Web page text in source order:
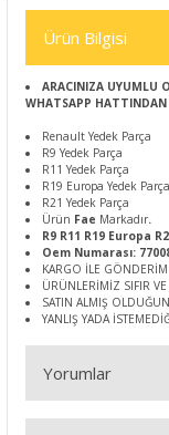
Ürün Bilgisi
ARACINIZA UYUMLU
WHATSAPP HATTINDAN
Renault Yedek Parça
R9 Yedek Parça
R11 Yedek Parça
R19 Europa Yedek Parça
R21 Yedek Parça
Ürün Fae Markadır.
R9 R11 R19 Europa
Oem Numarası:
KARGO İLE GÖNDERİM
ÜRÜNLERİMİZ SIFIR
SATIN ALMIŞ
YANLIŞ YADA
Yorumlar